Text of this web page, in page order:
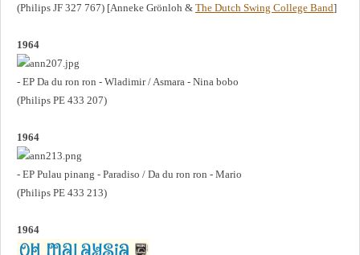
(Philips JF 327 767) [Anneke Grönloh & The Dutch Swing College Band]
1964
- EP Da du ron ron - Wladimir / Asmara - Nina bobo
(Philips PE 433 207)
1964
- EP Pulau pinang - Paradiso / Da du ron ron - Mario
(Philips PE 433 213)
1964